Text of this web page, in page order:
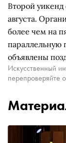
Второй уикенд
августа.
более чем на
параллельную
объявлены
Искусственный
перепроверяйте